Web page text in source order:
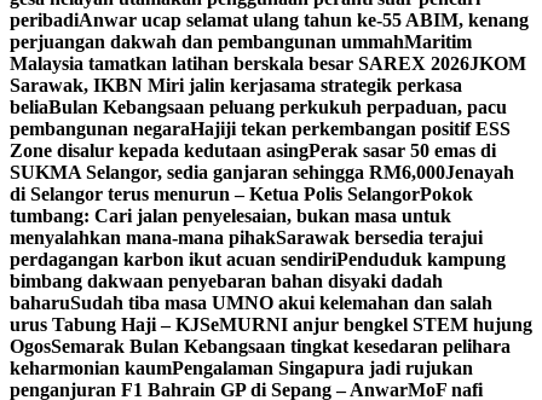
peribadiAnwar ucap selamat ulang tahun ke-55 ABIM, kenang
perjuangan dakwah dan pembangunan ummahMaritim
Malaysia tamatkan latihan berskala besar SAREX 2026JKOM
Sarawak, IKBN Miri jalin kerjasama strategik perkasa
beliaBulan Kebangsaan peluang perkukuh perpaduan, pacu
pembangunan negaraHajiji tekan perkembangan positif ESS
Zone disalur kepada kedutaan asingPerak sasar 50 emas di
SUKMA Selangor, sedia ganjaran sehingga RM6,000Jenayah
di Selangor terus menurun – Ketua Polis SelangorPokok
tumbang: Cari jalan penyelesaian, bukan masa untuk
menyalahkan mana-mana pihakSarawak bersedia terajui
perdagangan karbon ikut acuan sendiriPenduduk kampung
bimbang dakwaan penyebaran bahan disyaki dadah
baharuSudah tiba masa UMNO akui kelemahan dan salah
urus Tabung Haji – KJSeMURNI anjur bengkel STEM hujung
OgosSemarak Bulan Kebangsaan tingkat kesedaran pelihara
keharmonian kaumPengalaman Singapura jadi rujukan
penganjuran F1 Bahrain GP di Sepang – AnwarMoF nafi